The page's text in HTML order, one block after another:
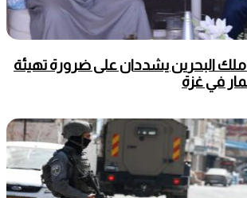
البحرين يشددان على ضرورة تهيئة
في غزة